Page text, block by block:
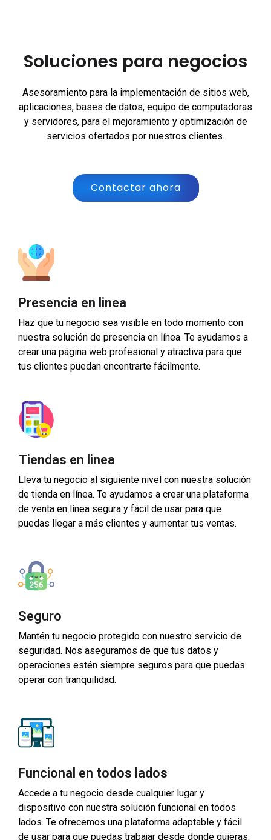
Soluciones para negocios
Asesoramiento para la implementación de sitios web,
aplicaciones, bases de datos, equipo de computadoras
y servidores, para el mejoramiento y optimización de
servicios ofertados por nuestros clientes.
Contactar ahora
Presencia en linea
Haz que tu negocio sea visible en todo momento con
nuestra solución de presencia en línea. Te ayudamos a
crear una página web profesional y atractiva para que
tus clientes puedan encontrarte fácilmente.
Tiendas en linea
Lleva tu negocio al siguiente nivel con nuestra solución
de tienda en línea. Te ayudamos a crear una plataforma
de venta en línea segura y fácil de usar para que
puedas llegar a más clientes y aumentar tus ventas.
Seguro
Mantén tu negocio protegido con nuestro servicio de
seguridad. Nos aseguramos de que tus datos y
operaciones estén siempre seguros para que puedas
operar con tranquilidad.
Funcional en todos lados
Accede a tu negocio desde cualquier lugar y
dispositivo con nuestra solución funcional en todos
lados. Te ofrecemos una plataforma adaptable y fácil
de usar para que puedas trabajar desde donde quieras.